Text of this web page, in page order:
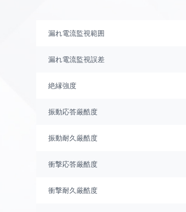
漏れ電流監視範囲
漏れ電流監視誤差
絶縁強度
振動応答厳酷度
振動耐久厳酷度
衝撃応答厳酷度
衝撃耐久厳酷度